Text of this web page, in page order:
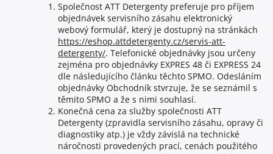
Společnost ATT Detergenty preferuje pro příjem
objednávek servisního zásahu elektronický
webový formulář, který je dostupný na stránkách
https://eshop.attdetergenty.cz/servis-att-
detergenty/. Telefonické objednávky jsou určeny
zejména pro objednávky EXPRES 48 či EXPRESS 24
dle následujícího článku těchto SPMO. Odesláním
objednávky Obchodník stvrzuje, že se seznámil s
těmito SPMO a že s nimi souhlasí.
Konečná cena za služby společnosti ATT
Detergenty (zpravidla servisního zásahu, opravy či
diagnostiky atp.) je vždy závislá na technické
náročnosti provedených prací, cenách použitého